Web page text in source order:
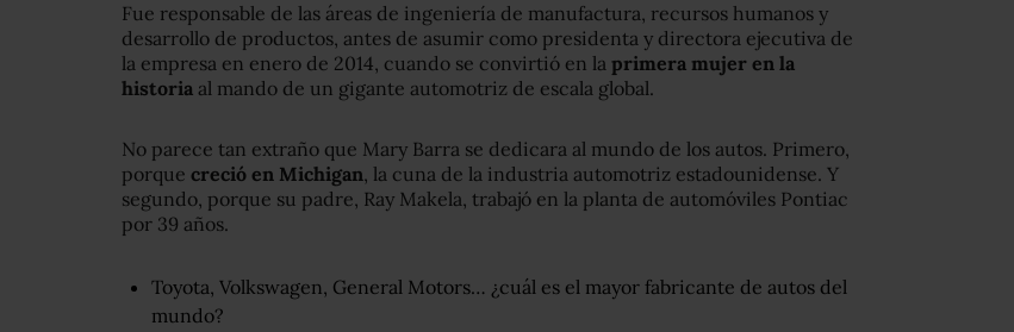
Fue responsable de las áreas de ingeniería de manufactura, recursos humanos y
desarrollo de productos, antes de asumir como presidenta y directora ejecutiva de
la empresa en enero de 2014, cuando se convirtió en la primera mujer en la
historia al mando de un gigante automotriz de escala global.
No parece tan extraño que Mary Barra se dedicara al mundo de los autos. Primero,
porque creció en Michigan, la cuna de la industria automotriz estadounidense. Y
segundo, porque su padre, Ray Makela, trabajó en la planta de automóviles Pontiac
por 39 años.
Toyota, Volkswagen, General Motors… ¿cuál es el mayor fabricante de autos del
mundo?